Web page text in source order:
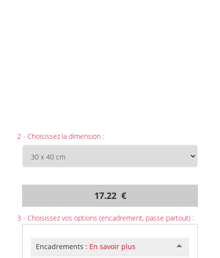
2 - Choisissez la dimension :
17.22 €
3 - Choisissez vos options (encadrement, passe partout) :
Encadrements : En savoir plus